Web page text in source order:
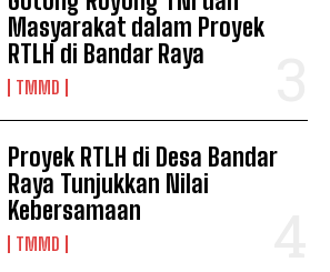
Masyarakat dalam Proyek
RTLH di Bandar Raya
TMMD
Proyek RTLH di Desa Bandar
Raya Tunjukkan Nilai
Kebersamaan
TMMD